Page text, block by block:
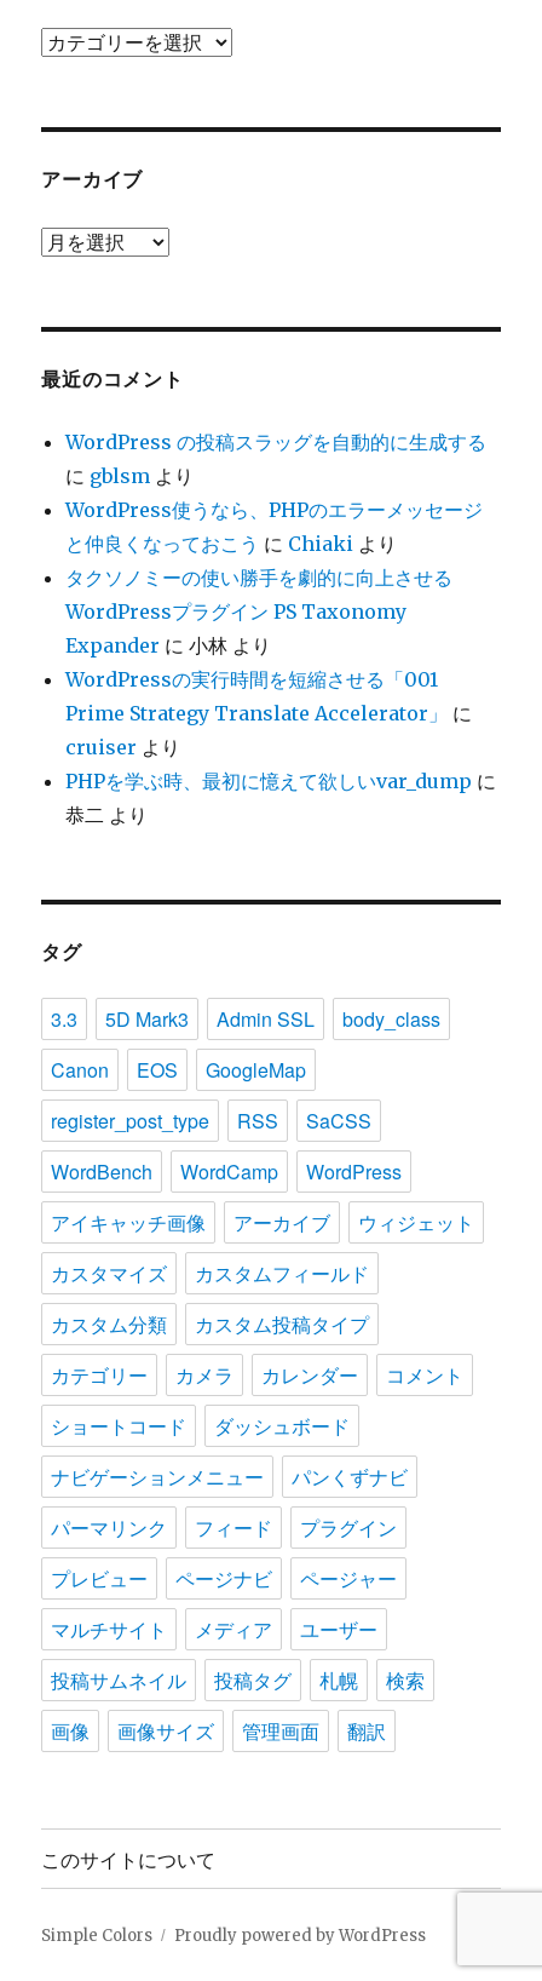
カ
ー
アーカイブ
ア
ブ
最近のコメント
WordPress の投稿スラッグを自動的に生成する
に gblsm より
WordPress使うなら、PHPのエラーメッセージ
と仲良くなっておこう に Chiaki より
タクソノミーの使い勝手を劇的に向上させる
WordPressプラグイン PS Taxonomy
Expander に小林 より
WordPressの実行時間を短縮させる「001
Prime Strategy Translate Accelerator」
に
cruiser より
PHPを学ぶ時、最初に憶えて欲しいvar_dump に
恭二 より
タグ
3.3 5D Mark3 Admin SSL
body_class
Canon
EOS
GoogleMap
register_post_type
RSS
SaCSS
WordBench
WordCamp
WordPress
アイキャッチ画像
アーカイブ
ウィジェット
カスタマイズ
カスタムフィールド
カスタム分類
カスタム投稿タイプ
カテゴリー
カメラ カレンダー
コメント
ショートコード
ダッシュボード
ナビゲーションメニュー
パンくずナビ
パーマリンク
フィード
プラグイン
プレビュー
ページナビ
ページャー
マルチサイト
メディア
ユーザー
投稿サムネイル
投稿タグ 札幌
検索
画像
画像サイズ 管理画面 翻訳
このサイトについて
Simple Colors Proudly powered by WordPress